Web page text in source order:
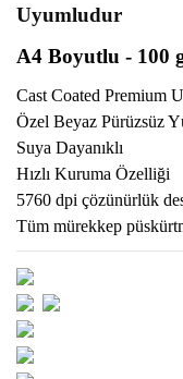
Uyumludur
A4 Boyutlu - 100
Cast Coated Premium
Özel Beyaz Pürüzsüz
Suya Dayanıklı
Hızlı Kuruma Özelliği
5760 dpi çözünürlük
Tüm mürekkep